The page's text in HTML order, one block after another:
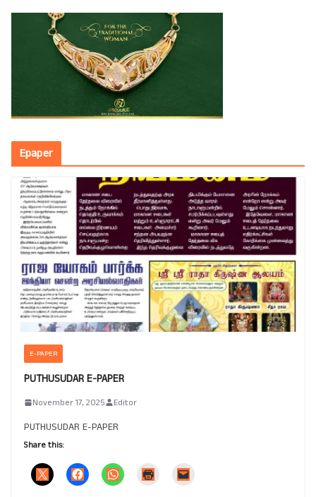
Epaper
E-PAPER
PUTHUSUDAR E-PAPER
November 17, 2025 Editor
PUTHUSUDAR E-PAPER
Share this: